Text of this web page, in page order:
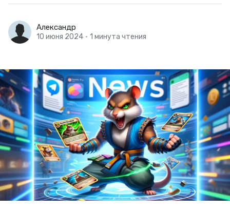
Александр
10 июня 2024 • 1 минута чтения